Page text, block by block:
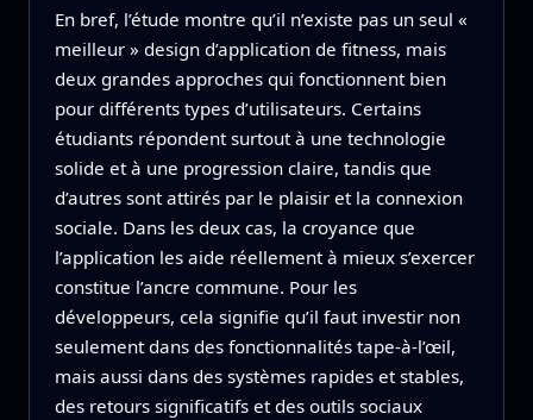
En bref, l’étude montre qu’il n’existe pas un seul «
meilleur » design d’application de fitness, mais
deux grandes approches qui fonctionnent bien
pour différents types d’utilisateurs. Certains
étudiants répondent surtout à une technologie
solide et à une progression claire, tandis que
d’autres sont attirés par le plaisir et la connexion
sociale. Dans les deux cas, la croyance que
l’application les aide réellement à mieux s’exercer
constitue l’ancre commune. Pour les
développeurs, cela signifie qu’il faut investir non
seulement dans des fonctionnalités tape-à-l’œil,
mais aussi dans des systèmes rapides et stables,
des retours significatifs et des outils sociaux